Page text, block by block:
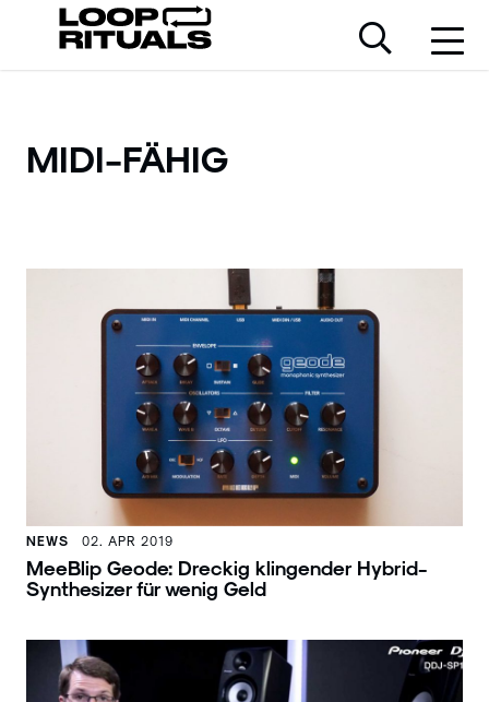
MIDI-FÄHIG
NEWS 02. APR 2019
MeeBlip Geode: Dreckig klingender Hybrid-
Synthesizer für wenig Geld